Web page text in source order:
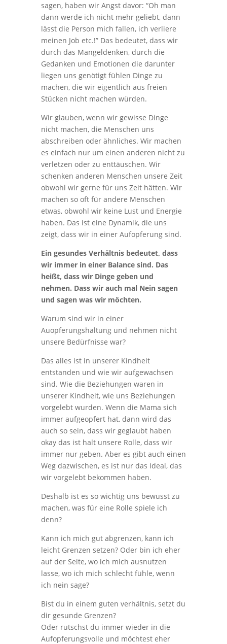
sagen, haben wir Angst davor: “Oh man
dann werde ich nicht mehr geliebt, dann
lässt die Person mich fallen, ich verliere
meinen Job etc.!” Das bedeutet, dass wir
durch das Mangeldenken, durch die
Gedanken und Emotionen die darunter
liegen uns genötigt fühlen Dinge zu
machen, die wir eigentlich aus freien
Stücken nicht machen würden.
Wir glauben, wenn wir gewisse Dinge
nicht machen, die Menschen uns
abschreiben oder ähnliches. Wir machen
es einfach nur um einen anderen nicht zu
verletzen oder zu enttäuschen. Wir
schenken anderen Menschen unsere Zeit
obwohl wir gerne für uns Zeit hätten. Wir
machen so oft für andere Menschen
etwas, obwohl wir keine Lust und Energie
haben. Das ist eine Dynamik, die uns
zeigt, dass wir in einer Aufopferung sind.
Ein gesundes Verhältnis bedeutet, dass
wir immer in einer Balance sind. Das
heißt, dass wir Dinge geben und
nehmen. Dass wir auch mal Nein sagen
und sagen was wir möchten.
Warum sind wir in einer
Auopferungshaltung und nehmen nicht
unsere Bedürfnisse war?
Das alles ist in unserer Kindheit
entstanden und wie wir aufgewachsen
sind. Wie die Beziehungen waren in
unserer Kindheit, wie uns Beziehungen
vorgelebt wurden. Wenn die Mama sich
immer aufgeopfert hat, dann wird das
auch so sein, dass wir geglaubt haben
okay das ist halt unsere Rolle, dass wir
immer nur geben. Aber es gibt auch einen
Weg dazwischen, es ist nur das Ideal, das
wir vorgelebt bekommen haben.
Deshalb ist es so wichtig uns bewusst zu
machen, was für eine Rolle spiele ich
denn?
Kann ich mich gut abgrenzen, kann ich
leicht Grenzen setzen? Oder bin ich eher
auf der Seite, wo ich mich ausnutzen
lasse, wo ich mich schlecht fühle, wenn
ich nein sage?
Bist du in einem guten verhältnis, setzt du
dir gesunde Grenzen?
Oder rutschst du immer wieder in die
Aufopferungsvolle und möchtest eher